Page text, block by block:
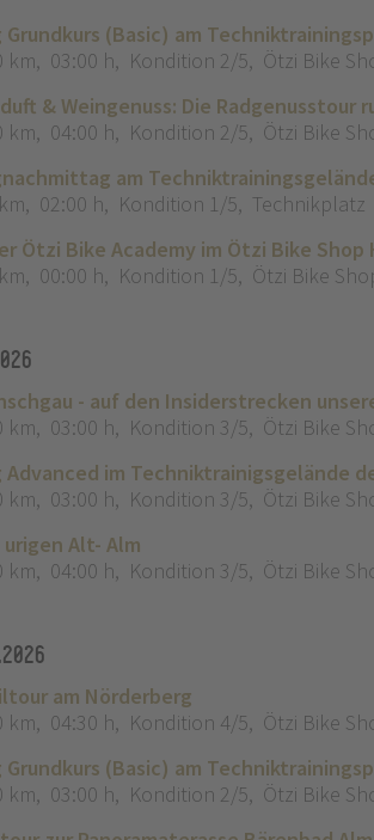
(Basic) am
km, 03:00 h, Kondition 2/5, Ötzi Bike
& Weingenuss: Die Radgenusstour
km, 04:00 h, Kondition 2/5, Ötzi Bike
am
, 02:00 h, Kondition 1/5, Technikplatz
Ötzi Bike Academy im Ötzi Bike Shop
, 00:00 h, Kondition 1/5, Ötzi Bike
- auf den Insiderstrecken
km, 03:00 h, Kondition 3/5, Ötzi Bike
im Techniktrainigsgelände
km, 03:00 h, Kondition 3/5, Ötzi Bike
Alt- Alm
km, 04:00 h, Kondition 3/5, Ötzi Bike
am Nörderberg
km, 04:30 h, Kondition 4/5, Ötzi Bike
(Basic) am
km, 03:00 h, Kondition 2/5, Ötzi Bike